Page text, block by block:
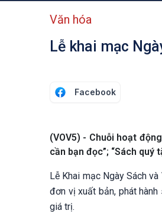
menu phụ tiếng Việt
Văn hóa
Lễ khai mạc
Facebook
(VOV5) - Chuỗi hoạt
cần bạn đọc”; “Sách quý
Lễ Khai mạc Ngày Sách
đơn vị xuất bản, phát
giá trị.